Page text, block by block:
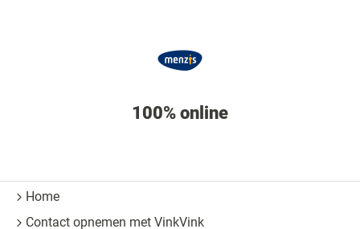
100% online
Home
Contact opnemen met VinkVink